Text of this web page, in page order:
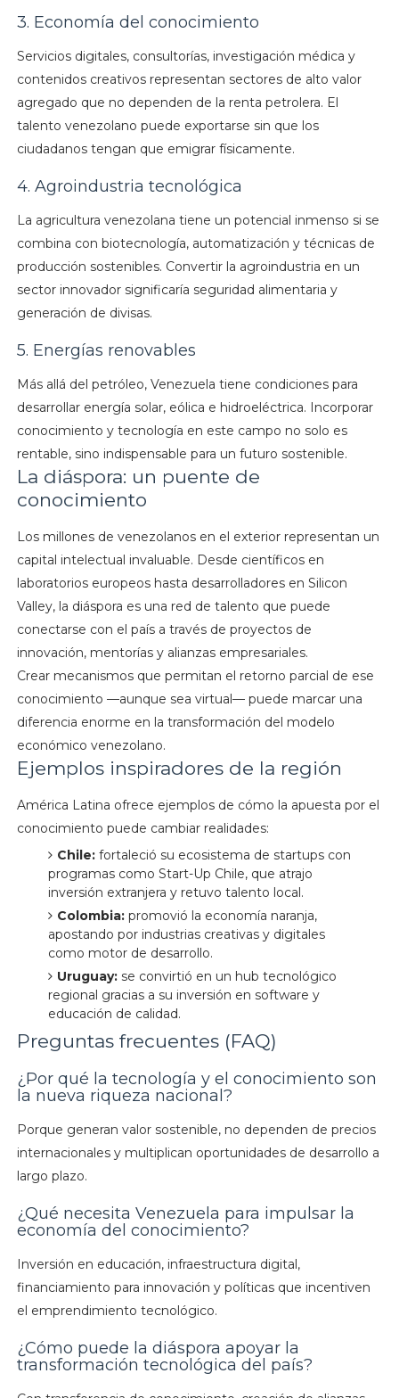
3. Economía del conocimiento
Servicios digitales, consultorías, investigación médica y
contenidos creativos representan sectores de alto valor
agregado que no dependen de la renta petrolera. El
talento venezolano puede exportarse sin que los
ciudadanos tengan que emigrar físicamente.
4. Agroindustria tecnológica
La agricultura venezolana tiene un potencial inmenso si se
combina con biotecnología, automatización y técnicas de
producción sostenibles. Convertir la agroindustria en un
sector innovador significaría seguridad alimentaria y
generación de divisas.
5. Energías renovables
Más allá del petróleo, Venezuela tiene condiciones para
desarrollar energía solar, eólica e hidroeléctrica. Incorporar
conocimiento y tecnología en este campo no solo es
rentable, sino indispensable para un futuro sostenible.
La diáspora: un puente de
conocimiento
Los millones de venezolanos en el exterior representan un
capital intelectual invaluable. Desde científicos en
laboratorios europeos hasta desarrolladores en Silicon
Valley, la diáspora es una red de talento que puede
conectarse con el país a través de proyectos de
innovación, mentorías y alianzas empresariales.
Crear mecanismos que permitan el retorno parcial de ese
conocimiento —aunque sea virtual— puede marcar una
diferencia enorme en la transformación del modelo
económico venezolano.
Ejemplos inspiradores de la región
América Latina ofrece ejemplos de cómo la apuesta por el
conocimiento puede cambiar realidades:
Chile:fortaleció su ecosistema de startups con
programas como Start-Up Chile, que atrajo
inversión extranjera y retuvo talento local.
Colombia:promovió la economía naranja,
apostando por industrias creativas y digitales
como motor de desarrollo.
Uruguay:se convirtió en un hub tecnológico
regional gracias a su inversión en software y
educación de calidad.
Preguntas frecuentes (FAQ)
¿Por qué la tecnología y el conocimiento son
la nueva riqueza nacional?
Porque generan valor sostenible, no dependen de precios
internacionales y multiplican oportunidades de desarrollo a
largo plazo.
¿Qué necesita Venezuela para impulsar la
economía del conocimiento?
Inversión en educación, infraestructura digital,
financiamiento para innovación y políticas que incentiven
el emprendimiento tecnológico.
¿Cómo puede la diáspora apoyar la
transformación tecnológica del país?